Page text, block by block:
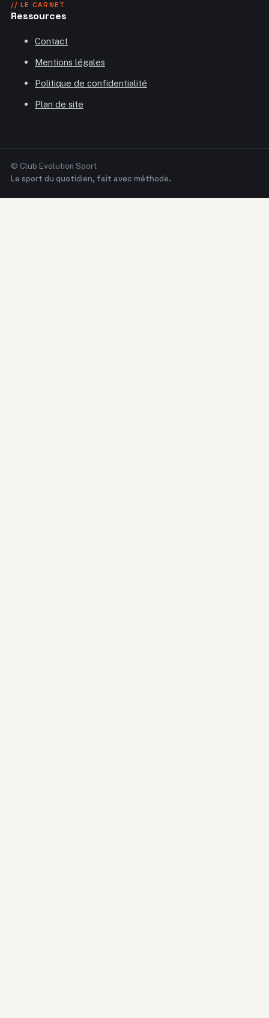
// LE CARNET
Ressources
Contact
Mentions légales
Politique de confidentialité
Plan de site
© Club Evolution Sport
Le sport du quotidien, fait avec méthode.